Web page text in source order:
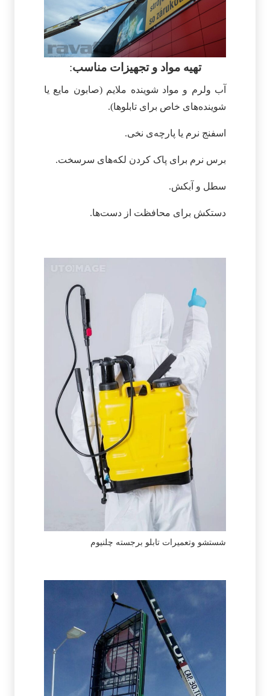
تهیه مواد و تجهیزات مناسب:
آب ولرم و مواد شوینده ملایم (صابون مایع یا
شوینده‌های خاص برای تابلوها).
اسفنج نرم یا پارچه‌ی نخی.
برس نرم برای پاک کردن لکه‌های سرسخت.
سطل و آبکش.
دستکش برای محافظت از دست‌ها.
شستشو وتعمیرات تابلو برجسته چلنیوم